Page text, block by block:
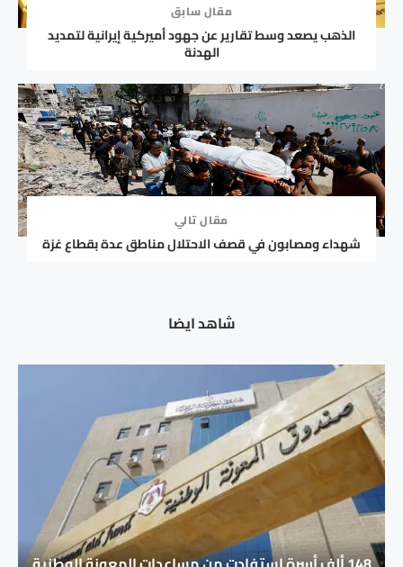
مقال سابق
الذهب يصعد وسط تقارير عن جهود أميركية إيرانية لتمديد
الهدنة
مقال تالي
شهداء ومصابون في قصف الاحتلال مناطق عدة بقطاع غزة
شاهد ايضا